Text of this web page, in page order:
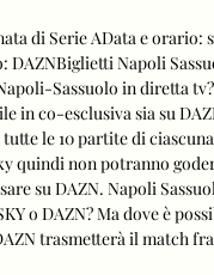
di Serie AData e orario:
DAZNBiglietti Napoli
Sassuolo in diretta
in co-esclusiva sia su
tutte le 10 partite di
quindi non potranno
su DAZN. Napoli
o DAZN? Ma dove è
trasmetterà il match